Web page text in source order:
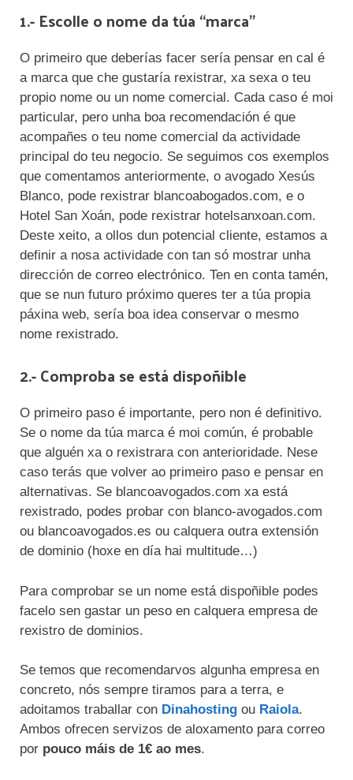
1.- Escolle o nome da túa “marca”
O primeiro que deberías facer sería pensar en cal é
a marca que che gustaría rexistrar, xa sexa o teu
propio nome ou un nome comercial. Cada caso é moi
particular, pero unha boa recomendación é que
acompañes o teu nome comercial da actividade
principal do teu negocio. Se seguimos cos exemplos
que comentamos anteriormente, o avogado Xesús
Blanco, pode rexistrar blancoabogados.com, e o
Hotel San Xoán, pode rexistrar hotelsanxoan.com.
Deste xeito, a ollos dun potencial cliente, estamos a
definir a nosa actividade con tan só mostrar unha
dirección de correo electrónico. Ten en conta tamén,
que se nun futuro próximo queres ter a túa propia
páxina web, sería boa idea conservar o mesmo
nome rexistrado.
2.- Comproba se está dispoñible
O primeiro paso é importante, pero non é definitivo.
Se o nome da túa marca é moi común, é probable
que alguén xa o rexistrara con anterioridade. Nese
caso terás que volver ao primeiro paso e pensar en
alternativas. Se blancoavogados.com xa está
rexistrado, podes probar con blanco-avogados.com
ou blancoavogados.es ou calquera outra extensión
de dominio (hoxe en día hai multitude…)
Para comprobar se un nome está dispoñible podes
facelo sen gastar un peso en calquera empresa de
rexistro de dominios.
Se temos que recomendarvos algunha empresa en
concreto, nós sempre tiramos para a terra, e
adoitamos traballar con Dinahosting ou Raiola.
Ambos ofrecen servizos de aloxamento para correo
por pouco máis de 1€ ao mes.